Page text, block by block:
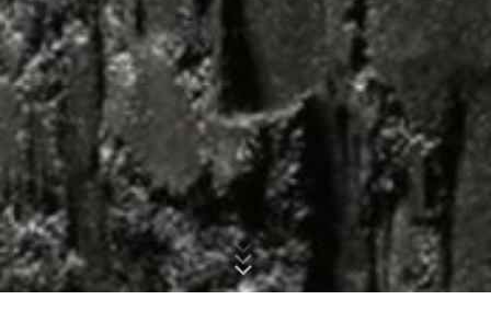
Sie können die Speicherung der Cookies durch eine
entsprechende Einstellung Ihrer Browser-Software
verhindern; wir weisen Sie jedoch darauf hin, dass Sie in
diesem Fall gegebenenfalls nicht sämtliche Funktionen
dieser Website vollumfänglich werden nutzen können.
Sie können darüber hinaus die Erfassung der durch den
Cookie erzeugten und auf Ihre Nutzung der Website
bezogenen Daten (inkl. Ihrer IP-Adresse) an Google
sowie die Verarbeitung dieser Daten durch Google
verhindern, indem Sie das unter dem folgenden Link
verfügbare Browser-Plugin herunterladen und
installieren:
https://tools.google.com/dlpage/gaoptout?hl=de
Laden Sie Ihre Bewerbung hoch
Dateigröße gesamt: MB /
Ich stimme der Datenschutzerklärungder MC-Bauchemie zu.
This site is protected by reCAPTCH and the Google
Privacy Policy
andTerms of Serviceapply.